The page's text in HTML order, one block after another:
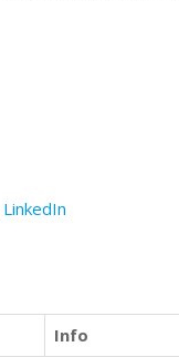
LinkedIn
Info